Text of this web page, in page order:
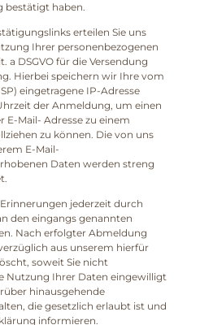
bestätigt haben.
erteilen Sie uns
Ihrer personenbezogenen
a DSGVO für die Versendung
Hierbei speichern wir Ihre vom
eingetragene IP-Adresse
der Anmeldung, um einen
E-Mail- Adresse zu einem
zu können. Die von uns
E-Mail-
Daten werden streng
jederzeit durch
den eingangs genannten
Nach erfolgter Abmeldung
aus unserem hierfür
soweit Sie nicht
Nutzung Ihrer Daten eingewilligt
hinausgehende
die gesetzlich erlaubt ist und
informieren.